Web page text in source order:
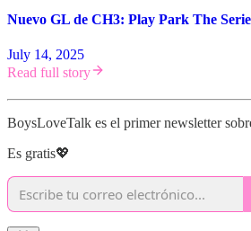
Nuevo GL de CH3: Play Park The
July 14, 2025
Read full story
BoysLoveTalk es el primer newsletter
Es gratis💖